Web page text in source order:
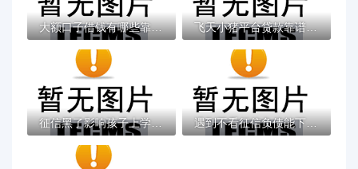
大额口子借钱有哪些靠谱平台？实测低息借款... 飞天小猪平台贷款靠谱吗？真实用户经验与申...
征信黑了影响孩子上学吗？家长必读的信用修... 遇到不看征信负债能下款怎么办？或可尝试这...